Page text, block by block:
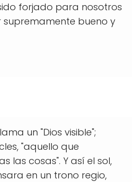
forjado para nosotros
bueno y
un "Dios visible";
"aquello que
las cosas". Y así el sol,
en un trono regio,